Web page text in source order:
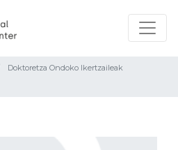
Doktoretza Ondoko Ikertzaileak